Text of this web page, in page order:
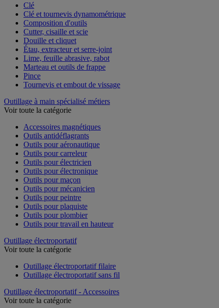
Clé
Clé et tournevis dynamométrique
Composition d'outils
Cutter, cisaille et scie
Douille et cliquet
Étau, extracteur et serre-joint
Lime, feuille abrasive, rabot
Marteau et outils de frappe
Pince
Tournevis et embout de vissage
Outillage à main spécialisé métiers
Voir toute la catégorie
Accessoires magnétiques
Outils antidéflagrants
Outils pour aéronautique
Outils pour carreleur
Outils pour électricien
Outils pour électronique
Outils pour maçon
Outils pour mécanicien
Outils pour peintre
Outils pour plaquiste
Outils pour plombier
Outils pour travail en hauteur
Outillage électroportatif
Voir toute la catégorie
Outillage électroportatif filaire
Outillage électroportatif sans fil
Outillage électroportatif - Accessoires
Voir toute la catégorie